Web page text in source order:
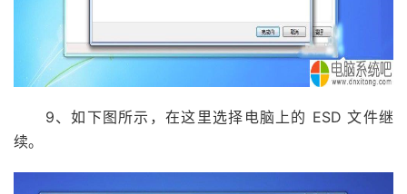
9、如下图所示，在这里选择电脑上的 ESD 文件继
续。